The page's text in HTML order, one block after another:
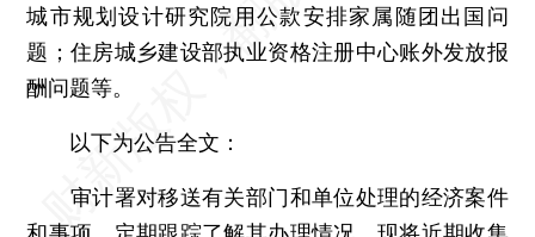
城市规划设计研究院用公款安排家属随团出国问
题；住房城乡建设部执业资格注册中心账外发放报
酬问题等。
以下为公告全文：
审计署对移送有关部门和单位处理的经济案件